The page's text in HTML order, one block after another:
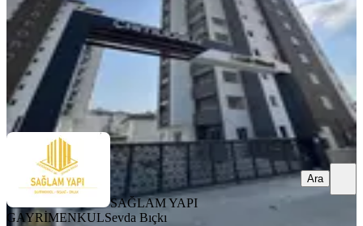
43.000 ₺
SAĞLAM YAPI GAYRİMENKULSevda Bıçkı
Ara
SAĞLAM YAPI
GAYRİMENKULSevda Bıçkı
Ara